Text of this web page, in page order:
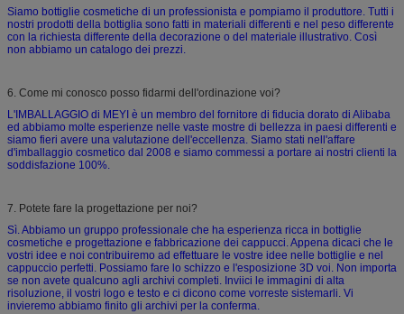
Siamo bottiglie cosmetiche di un professionista e pompiamo il produttore. Tutti i
nostri prodotti della bottiglia sono fatti in materiali differenti e nel peso differente
con la richiesta differente della decorazione o del materiale illustrativo. Così
non abbiamo un catalogo dei prezzi.
6. Come mi conosco posso fidarmi dell'ordinazione voi?
L'IMBALLAGGIO di MEYI è un membro del fornitore di fiducia dorato di Alibaba
ed abbiamo molte esperienze nelle vaste mostre di bellezza in paesi differenti e
siamo fieri avere una valutazione dell'eccellenza. Siamo stati nell'affare
d'imballaggio cosmetico dal 2008 e siamo commessi a portare ai nostri clienti la
soddisfazione 100%.
7. Potete fare la progettazione per noi?
Sì. Abbiamo un gruppo professionale che ha esperienza ricca in bottiglie
cosmetiche e progettazione e fabbricazione dei cappucci. Appena dicaci che le
vostri idee e noi contribuiremo ad effettuare le vostre idee nelle bottiglie e nel
cappuccio perfetti. Possiamo fare lo schizzo e l'esposizione 3D voi. Non importa
se non avete qualcuno agli archivi completi. Inviici le immagini di alta
risoluzione, il vostri logo e testo e ci dicono come vorreste sistemarli. Vi
invieremo abbiamo finito gli archivi per la conferma.